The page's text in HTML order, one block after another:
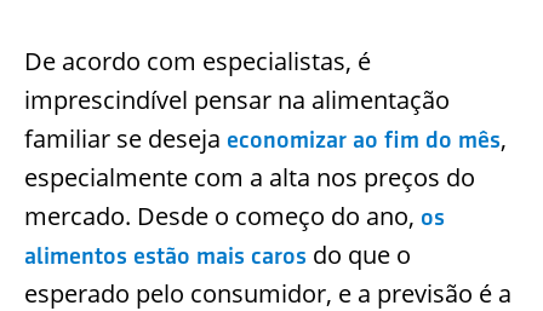
De acordo com especialistas, é
imprescindível pensar na alimentação
familiar se deseja economizar ao fim do mês,
especialmente com a alta nos preços do
mercado. Desde o começo do ano, os
alimentos estão mais caros do que o
esperado pelo consumidor, e a previsão é a